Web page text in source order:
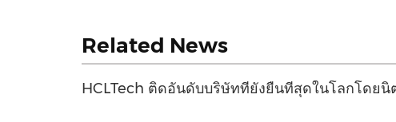
Related News
HCLTech ติดอันดับบริษัทที่ยั่งยืนที่สุดในโลกโดยนิ